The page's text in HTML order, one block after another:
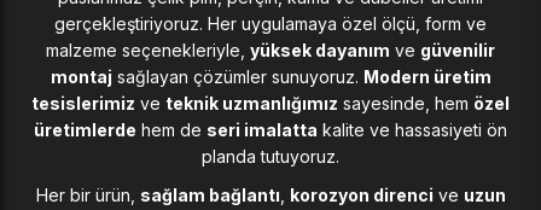
gerçekleştiriyoruz. Her uygulamaya özel ölçü, form ve
malzeme seçenekleriyle, yüksek dayanım ve güvenilir
montaj sağlayan çözümler sunuyoruz. Modern üretim
tesislerimiz ve teknik uzmanlığımız sayesinde, hem özel
üretimlerde hem de seri imalatta kalite ve hassasiyeti ön
planda tutuyoruz.
Her bir ürün, sağlam bağlantı korozyon direnci ve uzun